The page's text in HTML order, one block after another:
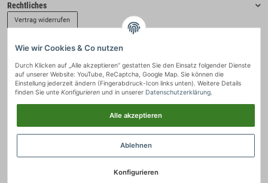
Rechtliches
Vertrag widerrufen
Zahlung & Versand
Wie wir Cookies & Co nutzen
Durch Klicken auf „Alle akzeptieren“ gestatten Sie den Einsatz folgender Dienste
auf unserer Website: YouTube, ReCaptcha, Google Map. Sie können die
Einstellung jederzeit ändern (Fingerabdruck-Icon links unten). Weitere Details
finden Sie unte Konfigurieren und in unserer Datenschutzerklärung.
Alle akzeptieren
Ablehnen
Konfigurieren